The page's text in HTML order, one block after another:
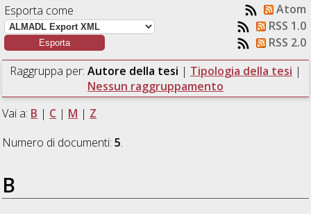
Esporta come
Atom
RSS 1.0
RSS 2.0
Raggruppa per: Autore della tesi | Tipologia della tesi |
Nessun raggruppamento
Vai a: B | C | M | Z
Numero di documenti:5.
B